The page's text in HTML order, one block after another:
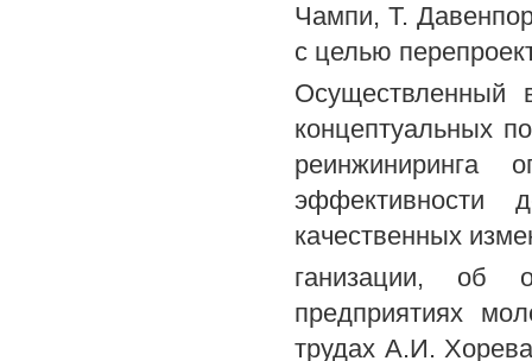
Чампи, Т.
с целью
Осуществленный
концептуальных
реинжиниринга
эффективности
качественных
ганизации, об
предприятиях
трудах А.И.